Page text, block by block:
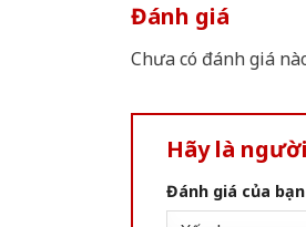
Đánh giá
Chưa có đánh giá
Hãy là
Đánh giá của bạn